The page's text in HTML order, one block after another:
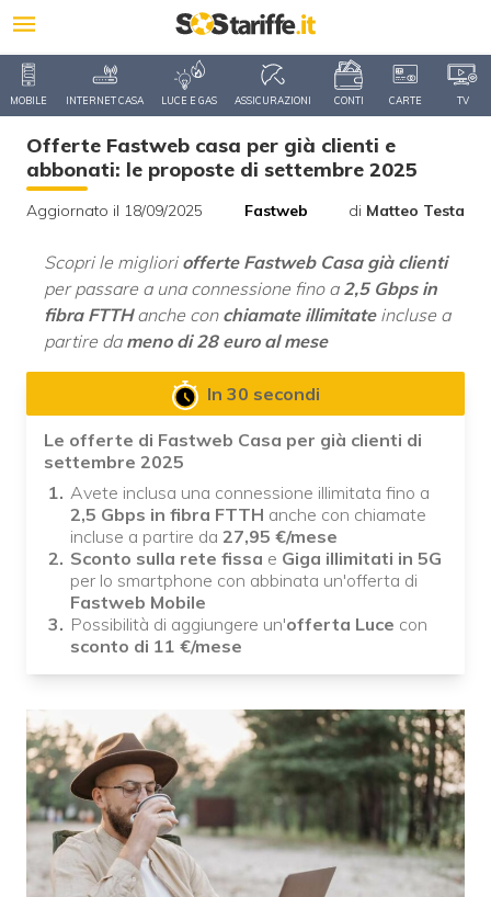
MOBILE INTERNET CASA LUCE E GAS ASSICURAZIONI CONTI CARTE TV
Offerte Fastweb casa per già clienti e
abbonati: le proposte di settembre 2025
Aggiornato il 18/09/2025 Fastweb di Matteo Testa
Scopri le migliori offerte Fastweb Casa già clienti
per passare a una connessione fino a 2,5 Gbps in
fibra FTTHanche con chiamate illimitateincluse a
partire da meno di 28 euro al mese
In 30 secondi
Le offerte di Fastweb Casa per già clienti di
settembre 2025
Avete inclusa una connessione illimitata fino a
2,5 Gbps in fibra FTTH anche con chiamate
incluse a partire da 27,95 €/mese
Sconto sulla rete fissa e Giga illimitati in 5G
per lo smartphone con abbinata un'offerta di
Fastweb Mobile
Possibilità di aggiungere un'offerta Luce con
sconto di 11 €/mese